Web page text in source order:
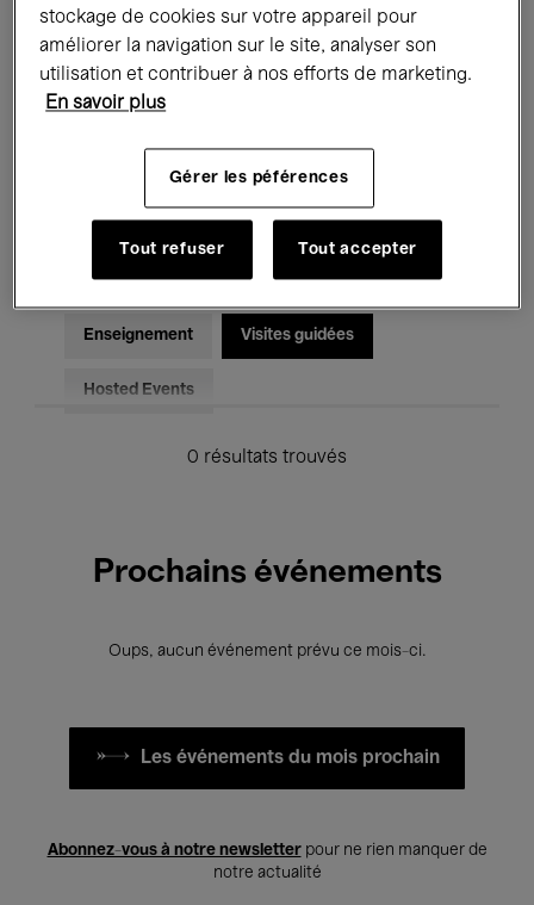
Expositions Films Performances
Rencontres & Débats Jazz
Musique électronique
Pour tous Kids’ Palace
Enseignement Visites guidées
Hosted Events
0 résultats trouvés
Prochains événements
Oups, aucun événement prévu ce mois-ci.
Les événements du mois prochain
Abonnez-vous à notre newsletterpour ne rien manquer de
notre actualité
stockage de cookies sur votre appareil pour
améliorer la navigation sur le site, analyser son
utilisation et contribuer à nos efforts de marketing.
En savoir plus
Gérer les péférences
Tout refuser Tout accepter